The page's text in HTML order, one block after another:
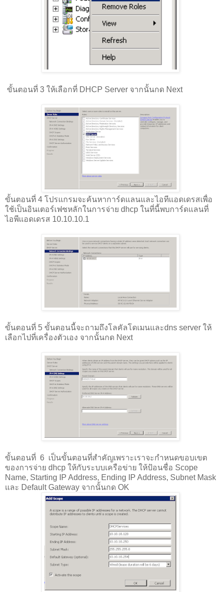
ขั้นตอนที่ 3 ให้เลือกที่ DHCP Server จากนั้นกด Next
ขั้นตอนที่ 4 โปรแกรมจะค้นหาการ์ดแลนและไอทีแอดเดรสเพื่อ
ใช้เป็นอินเตอร์เฟซหลักในการจ่าย dhcp ในที่นี้พบการ์ดแลนที่
ไอพีแอดเดรส 10.10.10.1
ขั้นตอนที่ 5 ขั้นตอนนี้จะถามถึงโลคัลโดเมนและdns server ให้
เลือกไปที่เครื่องตัวเอง จากนั้นกด Next
ขั้นตอนที่ 6 เป็นขั้นตอนที่สำคัญเพราะเราจะกำหนดขอบเขต
ของการจ่าย dhcp ให้กับระบบเครือข่าย ให้ป้อนชื่อ Scope
Name, Starting IP Address, Ending IP Address, Subnet Mask
และ Default Gateway จากนั้นกด OK